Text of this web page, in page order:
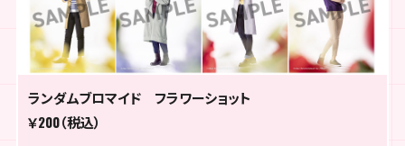
ランダムブロマイド フラワーショット
￥200（税込）